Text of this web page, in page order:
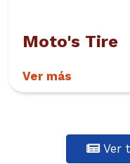
Moto's Tire
Ver más
Ver